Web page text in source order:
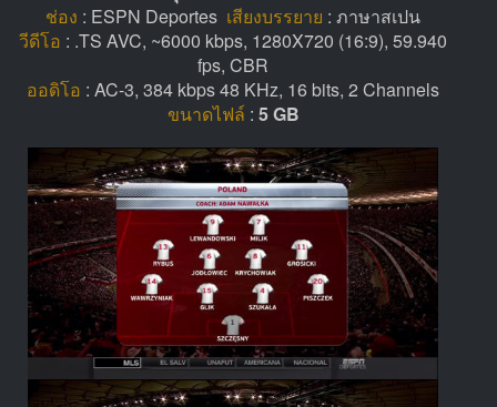
ช่อง : ESPN Deportes เสียงบรรยาย : ภาษาสเปน
วีดีโอ : .TS AVC, ~6000 kbps, 1280X720 (16:9), 59.940
fps, CBR
ออดิโอ : AC-3, 384 kbps 48 KHz, 16 bits, 2 Channels
ขนาดไฟล์ : 5 GB